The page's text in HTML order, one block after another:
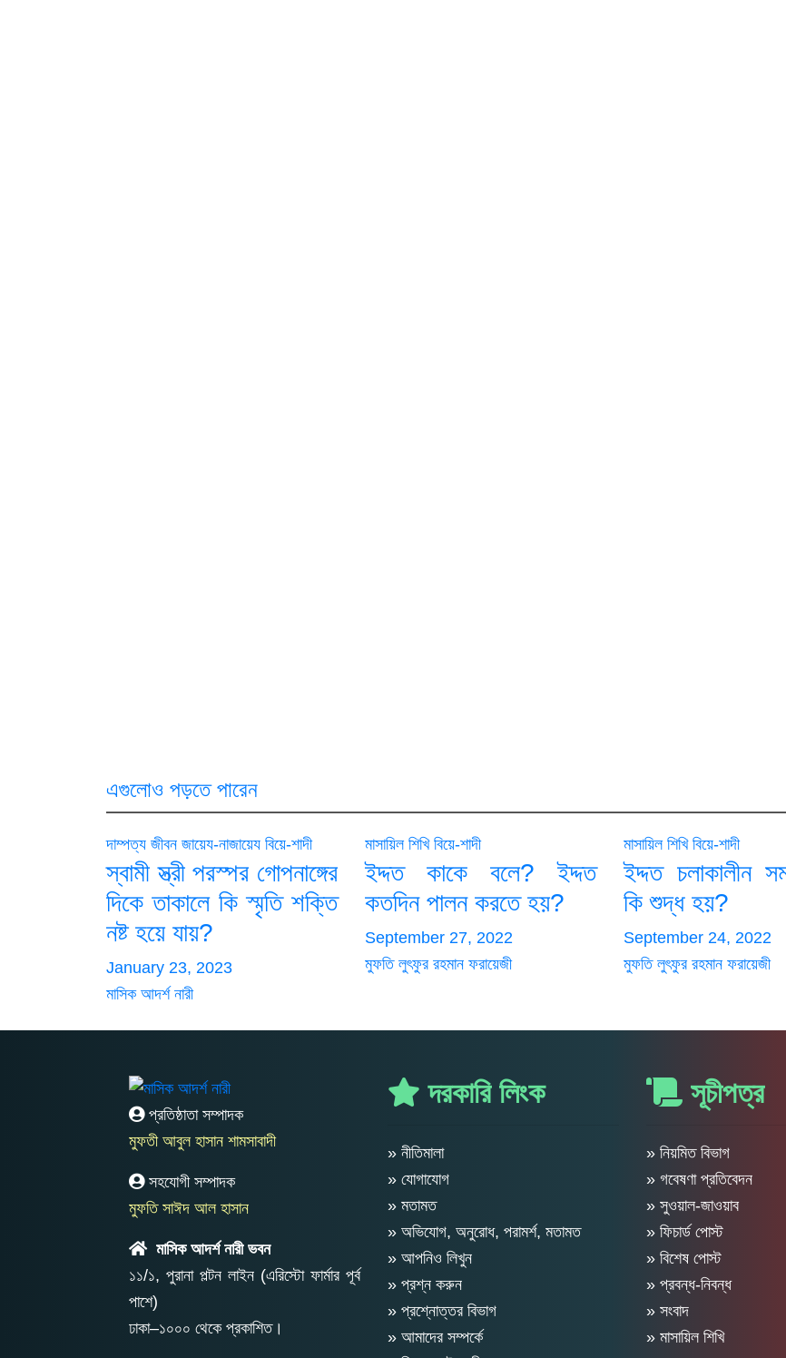
এগুলোও পড়তে পারেন
দাম্পত্য জীবন জায়েয-নাজায়েয বিয়ে-শাদী
স্বামী স্ত্রী পরস্পর গোপনাঙ্গের
দিকে তাকালে কি স্মৃতি শক্তি
নষ্ট হয়ে যায়?
January 23, 2023
মাসিক আদর্শ নারী
মাসায়িল শিখি বিয়ে-শাদী
ইদ্দত কাকে বলে? ইদ্দত
কতদিন পালন করতে হয়?
September 27, 2022
মুফতি লুৎফুর রহমান ফরায়েজী
মাসায়িল শিখি বিয়ে-শাদী
ইদ্দত চলাকালীন
কি শুদ্ধ হয়?
September 24, 2022
মুফতি লুৎফুর রহমান ফরায়েজী
প্রতিষ্ঠাতা সম্পাদক
মুফতী আবুল হাসান শামসাবাদী
সহযোগী সম্পাদক
মুফতি সাঈদ আল হাসান
মাসিক আদর্শ নারী ভবন
১১/১, পুরানা পল্টন লাইন (এরিস্টো ফার্মার পূর্ব
পাশে)
ঢাকা–১০০০ থেকে প্রকাশিত।
দরকারি লিংক
» নীতিমালা
» যোগাযোগ
» মতামত
» অভিযোগ, অনুরোধ, পরামর্শ, মতামত
» আপনিও লিখুন
» প্রশ্ন করুন
» প্রশ্নোত্তর বিভাগ
» আমাদের সম্পর্কে
সূচীপত্র
» নিয়মিত বিভাগ
» গবেষণা প্রতিবেদন
» সুওয়াল-জাওয়াব
» ফিচার্ড পোস্ট
» বিশেষ পোস্ট
» প্রবন্ধ-নিবন্ধ
» সংবাদ
» মাসায়িল শিখি